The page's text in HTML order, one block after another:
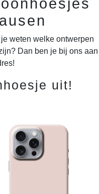
weten welke ontwerpen
Dan ben je bij ons aan
uit!